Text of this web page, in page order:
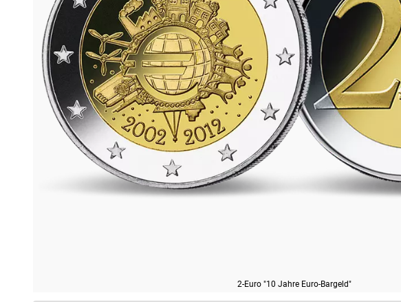
2-Euro "10 Jahre Euro-Bargeld"